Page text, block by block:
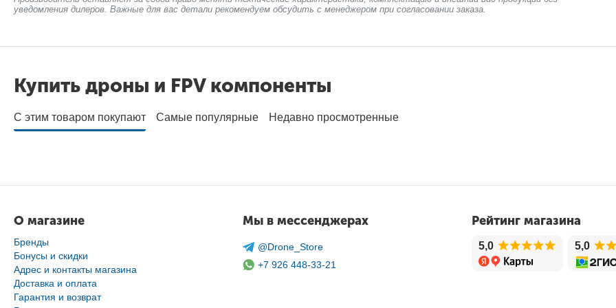
уведомления дилеров. Важные для вас детали рекомендуем обсудить с менеджером при согласовании заказа.
Купить дроны и FPV компоненты
С этим товаром покупают Самые популярные Недавно просмотренные
О магазине
Бренды
Бонусы и скидки
Адрес и контакты магазина
Доставка и оплата
Гарантия и возврат
Мы в мессенджерах
@Drone_Store
+7 926 448-33-21
Рейтинг магазина
5,0 5,0